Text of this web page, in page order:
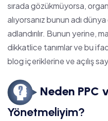
sırada gözükmüyorsa,
alıyorsanız bunun adı
adlandırılır. Bunun yerine,
dikkatlice tanımlar ve bu
blog içeriklerine ve açılış
Neden PPC
Yönetmeliyim?